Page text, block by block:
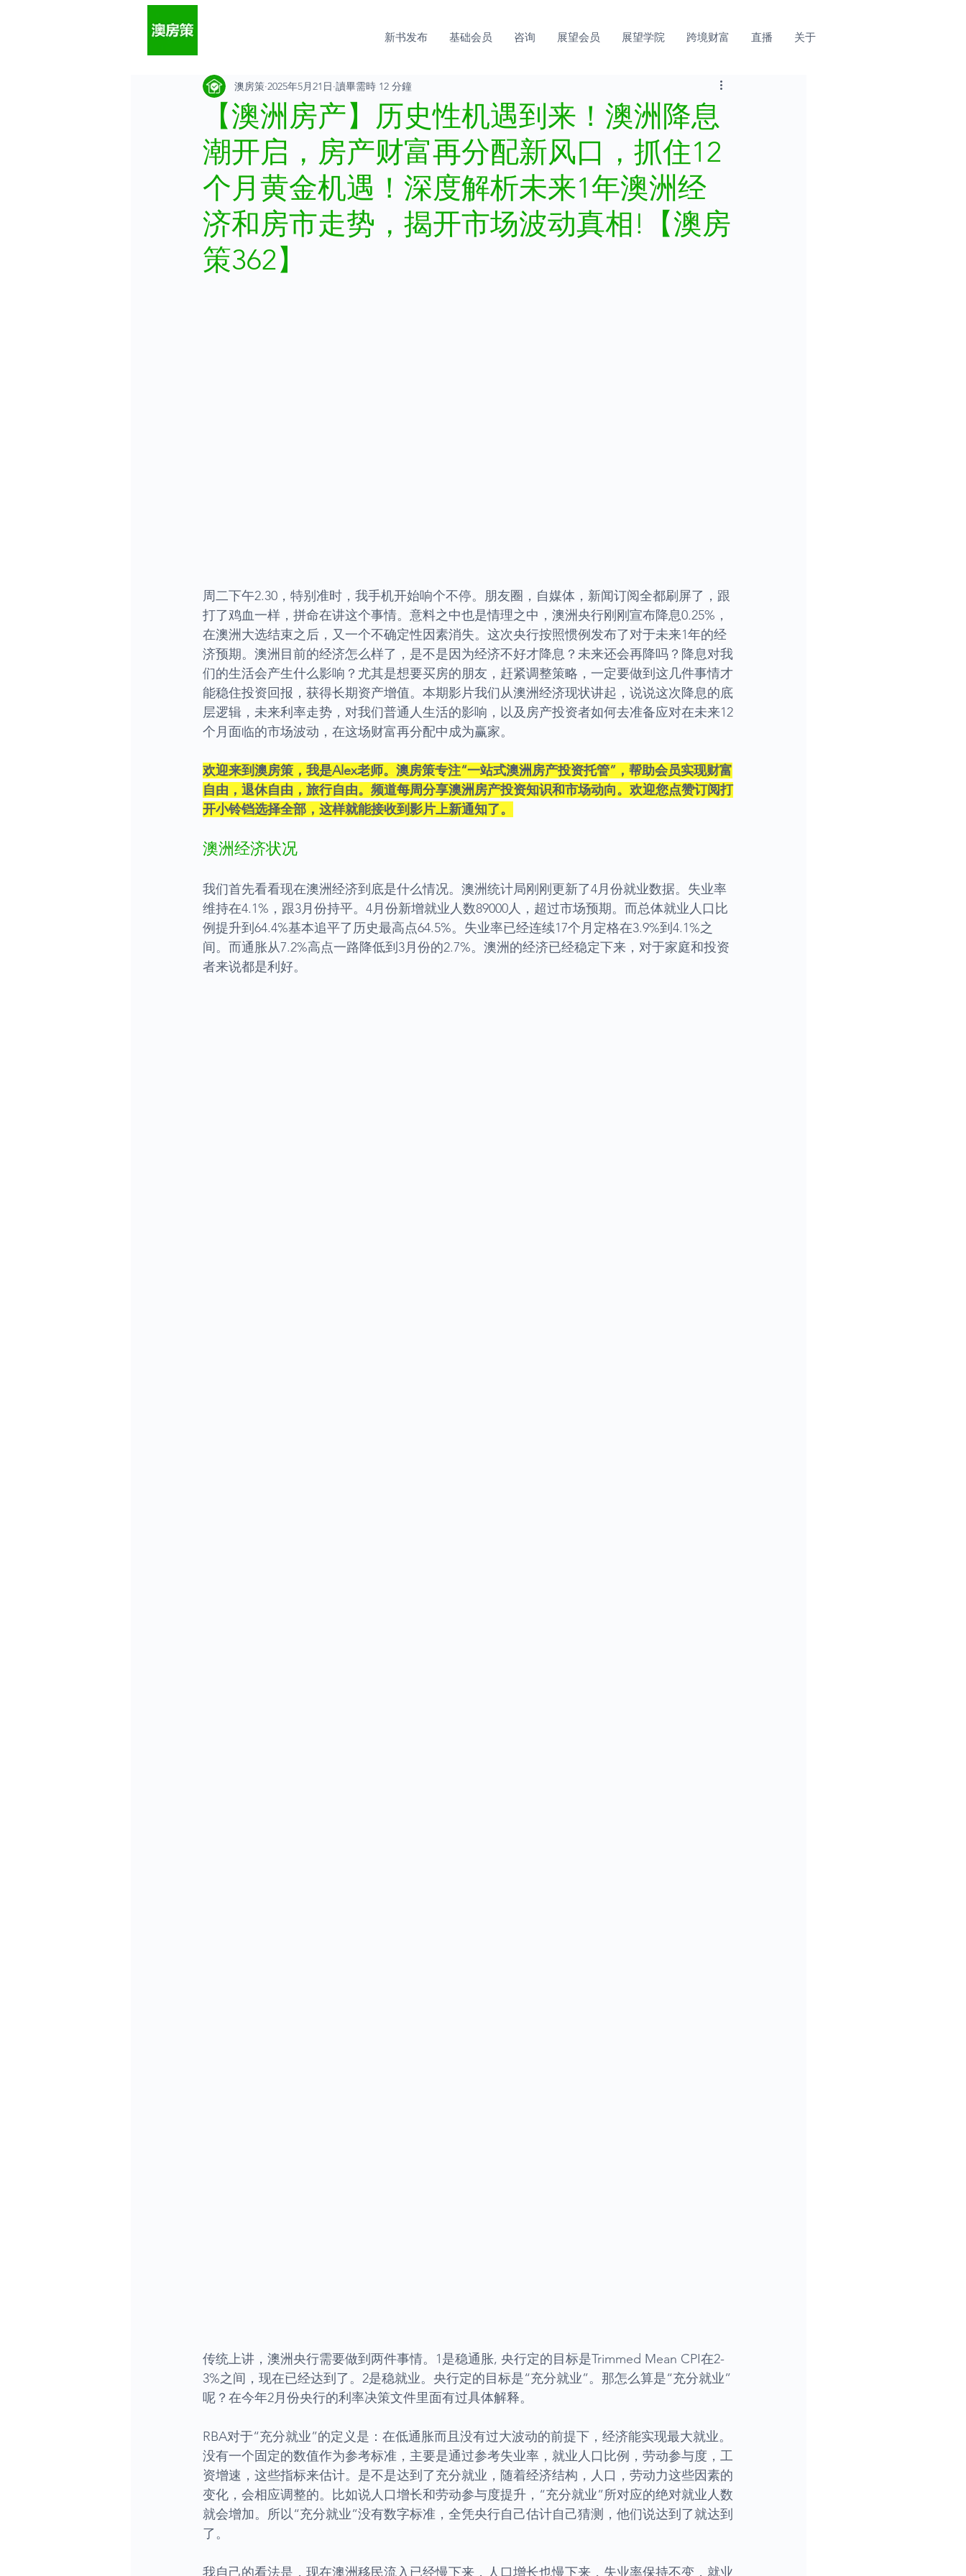
新书发布 基础会员 咨询 展望会员 展望学院 跨境财富 直播 关于
【澳洲房产】历史性机遇到来！澳洲降息
潮开启，房产财富再分配新风口，抓住12
个月黄金机遇！深度解析未来1年澳洲经
济和房市走势，揭开市场波动真相!【澳房
策362】
澳房策 2025年5月21日 讀畢需時 12 分鐘
周二下午2.30，特别准时，我手机开始响个不停。朋友圈，自媒体，新闻订阅全都刷屏了，跟
打了鸡血一样，拼命在讲这个事情。意料之中也是情理之中，澳洲央行刚刚宣布降息0.25%，
在澳洲大选结束之后，又一个不确定性因素消失。这次央行按照惯例发布了对于未来1年的经
济预期。澳洲目前的经济怎么样了，是不是因为经济不好才降息？未来还会再降吗？降息对我
们的生活会产生什么影响？尤其是想要买房的朋友，赶紧调整策略，一定要做到这几件事情才
能稳住投资回报，获得长期资产增值。本期影片我们从澳洲经济现状讲起，说说这次降息的底
层逻辑，未来利率走势，对我们普通人生活的影响，以及房产投资者如何去准备应对在未来12
个月面临的市场波动，在这场财富再分配中成为赢家。
欢迎来到澳房策，我是Alex老师。澳房策专注“一站式澳洲房产投资托管”，帮助会员实现财富
自由，退休自由，旅行自由。频道每周分享澳洲房产投资知识和市场动向。欢迎您点赞订阅打
开小铃铛选择全部，这样就能接收到影片上新通知了。
澳洲经济状况
我们首先看看现在澳洲经济到底是什么情况。澳洲统计局刚刚更新了4月份就业数据。失业率
维持在4.1%，跟3月份持平。4月份新增就业人数89000人，超过市场预期。而总体就业人口比
例提升到64.4%基本追平了历史最高点64.5%。失业率已经连续17个月定格在3.9%到4.1%之
间。而通胀从7.2%高点一路降低到3月份的2.7%。澳洲的经济已经稳定下来，对于家庭和投资
者来说都是利好。
传统上讲，澳洲央行需要做到两件事情。1是稳通胀, 央行定的目标是Trimmed Mean CPI在2-
3%之间，现在已经达到了。2是稳就业。央行定的目标是“充分就业”。那怎么算是“充分就业”
呢？在今年2月份央行的利率决策文件里面有过具体解释。
RBA对于“充分就业”的定义是：在低通胀而且没有过大波动的前提下，经济能实现最大就业。
没有一个固定的数值作为参考标准，主要是通过参考失业率，就业人口比例，劳动参与度，工
资增速，这些指标来估计。是不是达到了充分就业，随着经济结构，人口，劳动力这些因素的
变化，会相应调整的。比如说人口增长和劳动参与度提升，“充分就业”所对应的绝对就业人数
就会增加。所以“充分就业”没有数字标准，全凭央行自己估计自己猜测，他们说达到了就达到
了。
我自己的看法是，现在澳洲移民流入已经慢下来，人口增长也慢下来，失业率保持不变，就业